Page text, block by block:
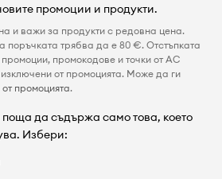
промоции и продукти.
и важи за продукти с редовна цена.
поръчката трябва да е 80 €. Отстъпката
промокодове и точки от AC
от промоцията. Може да ги
промоцията.
да съдържа само това, което
Избери: